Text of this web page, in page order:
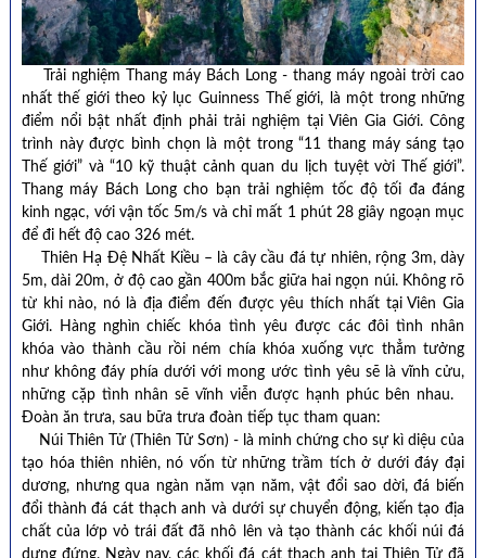
Trải nghiệm Thang máy Bách Long - thang máy ngoài trời cao
nhất thế giới theo kỷ lục Guinness Thế giới, là một trong những
điểm nổi bật nhất định phải trải nghiệm tại Viên Gia Giới. Công
trình này được bình chọn là một trong “11 thang máy sáng tạo
Thế giới” và “10 kỹ thuật cảnh quan du lịch tuyệt vời Thế giới”.
Thang máy Bách Long cho bạn trải nghiệm tốc độ tối đa đáng
kinh ngạc, với vận tốc 5m/s và chỉ mất 1 phút 28 giây ngoạn mục
để đi hết độ cao 326 mét.
Thiên Hạ Đệ Nhất Kiều – là cây cầu đá tự nhiên, rộng 3m, dày
5m, dài 20m, ở độ cao gần 400m bắc giữa hai ngọn núi. Không rõ
từ khi nào, nó là địa điểm đến được yêu thích nhất tại Viên Gia
Giới. Hàng nghìn chiếc khóa tình yêu được các đôi tình nhân
khóa vào thành cầu rồi ném chía khóa xuống vực thẳm tưởng
như không đáy phía dưới với mong ước tình yêu sẽ là vĩnh cửu,
những cặp tình nhân sẽ vĩnh viễn được hạnh phúc bên nhau.
Đoàn ăn trưa, sau bữa trưa đoàn tiếp tục tham quan:
Núi Thiên Tử (Thiên Tử Sơn) - là minh chứng cho sự kì diệu của
tạo hóa thiên nhiên, nó vốn từ những trầm tích ở dưới đáy đại
dương, nhưng qua ngàn năm vạn năm, vật đổi sao dời, đá biến
đổi thành đá cát thạch anh và dưới sự chuyển động, kiến tạo địa
chất của lớp vỏ trái đất đã nhô lên và tạo thành các khối núi đá
dựng đứng. Ngày nay, các khối đá cát thạch anh tại Thiên Tử đã